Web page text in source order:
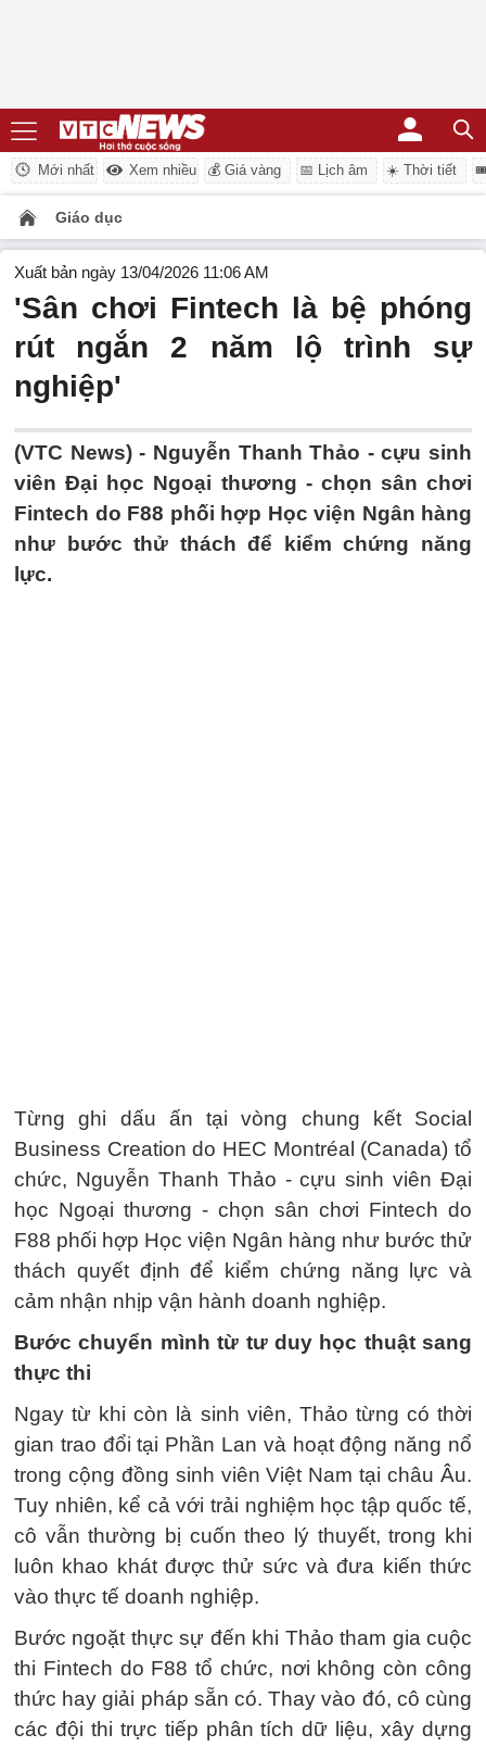
Mới nhất Xem nhiều 💰 Giá vàng 📅 Lịch âm ☀️ Thời tiết
Giáo dục
Xuất bản ngày 13/04/2026 11:06 AM
'Sân chơi Fintech là bệ phóng
rút ngắn 2 năm lộ trình sự
nghiệp'
(VTC News) - Nguyễn Thanh Thảo - cựu sinh
viên Đại học Ngoại thương - chọn sân chơi
Fintech do F88 phối hợp Học viện Ngân hàng
như bước thử thách để kiểm chứng năng
lực.
Từng ghi dấu ấn tại vòng chung kết Social
Business Creation do HEC Montréal (Canada) tổ
chức, Nguyễn Thanh Thảo - cựu sinh viên Đại
học Ngoại thương - chọn sân chơi Fintech do
F88 phối hợp Học viện Ngân hàng như bước thử
thách quyết định để kiểm chứng năng lực và
cảm nhận nhịp vận hành doanh nghiệp.
Bước chuyển mình từ tư duy học thuật sang
thực thi
Ngay từ khi còn là sinh viên, Thảo từng có thời
gian trao đổi tại Phần Lan và hoạt động năng nổ
trong cộng đồng sinh viên Việt Nam tại châu Âu.
Tuy nhiên, kể cả với trải nghiệm học tập quốc tế,
cô vẫn thường bị cuốn theo lý thuyết, trong khi
luôn khao khát được thử sức và đưa kiến thức
vào thực tế doanh nghiệp.
Bước ngoặt thực sự đến khi Thảo tham gia cuộc
thi Fintech do F88 tổ chức, nơi không còn công
thức hay giải pháp sẵn có. Thay vào đó, cô cùng
các đội thi trực tiếp phân tích dữ liệu, xây dựng